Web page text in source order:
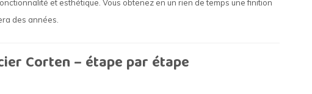
et esthétique. Vous obtenez en un rien de temps une finition
des années.
Corten – étape par étape